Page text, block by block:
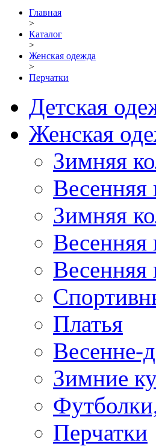
Главная
>
Каталог
>
Женская одежда
>
Перчатки
Детская
Женская
Зимняя
Весенняя
Зимняя
Весенняя
Весенняя
Платья
Весенне-
Зимние
Перчатки